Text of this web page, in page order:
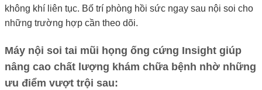
không khí liên tục. Bố trí phòng hồi sức ngay sau nội soi cho
những trường hợp cần theo dõi.
Máy nội soi tai mũi họng ống cứng Insight giúp
nâng cao chất lượng khám chữa bệnh nhờ những
ưu điểm vượt trội sau: